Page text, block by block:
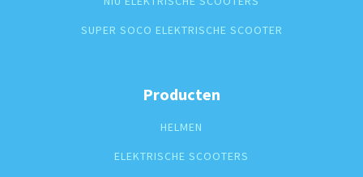
SUPER SOCO ELEKTRISCHE SCOOTER
Producten
HELMEN
ELEKTRISCHE SCOOTERS